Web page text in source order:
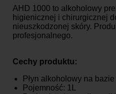
Odbiór osobisty
AHD 1000 to alkoholowy
higienicznej i chirurgicznej
nieuszkodzonej skóry.
profesjonalnego.
Cechy produktu:
Płyn alkoholowy na
Pojemność: 1L